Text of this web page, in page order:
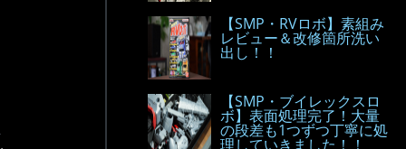
【SMP・RVロボ】素組み
レビュー＆改修箇所洗い
出し！！
【SMP・ブイレックスロ
ボ】表面処理完了！大量
の段差も1つずつ丁寧に処
理していきました！！